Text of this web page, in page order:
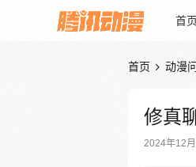
首页
首页  动漫
修真
2024年12